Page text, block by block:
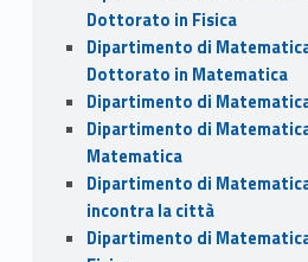
Dottorato in Fisica
Dipartimento di
Dottorato in Matematica
Dipartimento di
Dipartimento di
Matematica
Dipartimento di
incontra la città
Dipartimento di